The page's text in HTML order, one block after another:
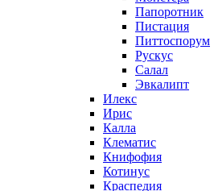
Папоротник
Пистация
Питтоспорум
Рускус
Салал
Эвкалипт
Илекс
Ирис
Калла
Клематис
Книфофия
Котинус
Краспедия